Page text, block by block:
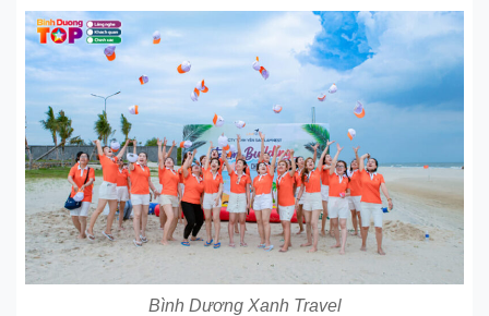
Bình Dương Xanh Travel